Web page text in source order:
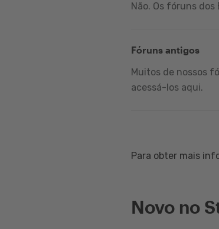
Não. Os fóruns
Fóruns antigos
Muitos de nossos
acessá-los aqui.
Para obter mais
Novo no